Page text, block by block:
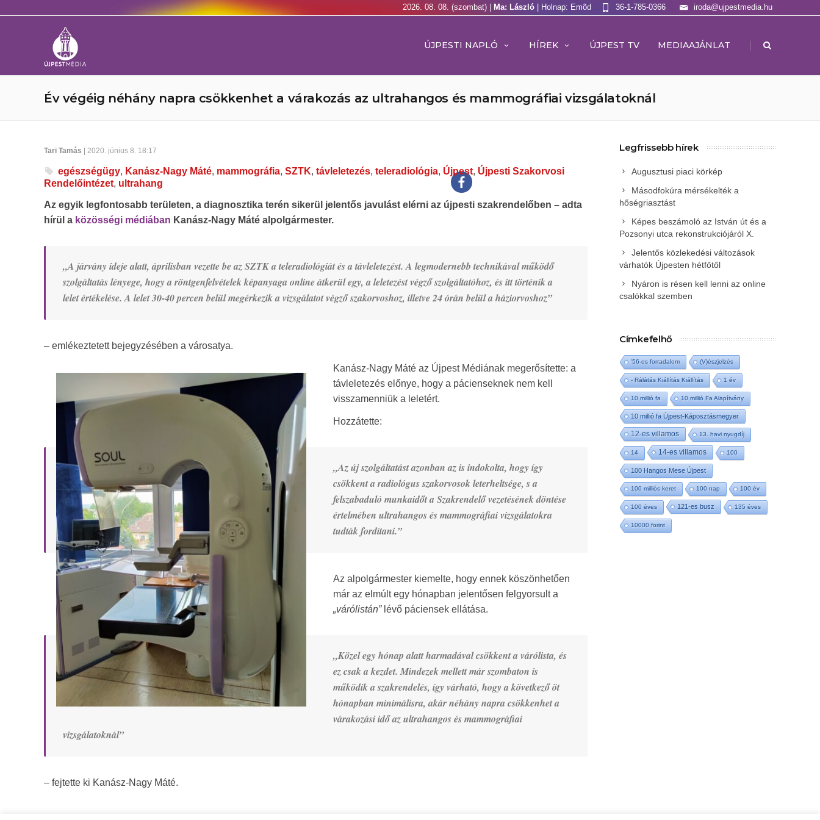
2026. 08. 08. (szombat) | Ma: László | Holnap: Emõd iroda@ujpestmedia.hu
36-1-785-0366
ÚJPESTI NAPLÓ HÍREK ÚJPEST TV MEDIAAJÁNLAT |
Év végéig néhány napra csökkenhet a várakozás az ultrahangos és mammográfiai vizsgálatoknál
Tari Tamás | 2020. június 8. 18:17
egészségügy, Kanász-Nagy Máté, mammográfia, SZTK, távleletezés, teleradiológia, Újpest, Újpesti Szakorvosi
Rendelőintézet, ultrahang
Az egyik legfontosabb területen, a diagnosztika terén sikerül jelentős javulást elérni az újpesti szakrendelőben – adta
hírül a közösségi médiában Kanász-Nagy Máté alpolgármester.
„A járvány ideje alatt, áprilisban vezette be az SZTK a teleradiológiát és a távleletezést. A legmodernebb technikával működő
szolgáltatás lényege, hogy a röntgenfelvételek képanyaga online átkerül egy, a leletezést végző szolgáltatóhoz, és itt történik a
lelet értékelése. A lelet 30-40 percen belül megérkezik a vizsgálatot végző szakorvoshoz, illetve 24 órán belül a háziorvoshoz”
– emlékeztetett bejegyzésében a városatya.
Kanász-Nagy Máté az Újpest Médiának megerősítette: a
távleletezés előnye, hogy a pácienseknek nem kell
visszamenniük a leletért.
Hozzátette:
„Az új szolgáltatást azonban az is indokolta, hogy így
csökkent a radiológus szakorvosok leterheltsége, s a
felszabaduló munkaidőt a Szakrendelő vezetésének döntése
értelmében ultrahangos és mammográfiai vizsgálatokra
tudták fordítani.”
Az alpolgármester kiemelte, hogy ennek köszönhetően
már az elmúlt egy hónapban jelentősen felgyorsult a
„várólistán”lévő páciensek ellátása.
„Közel egy hónap alatt harmadával csökkent a várólista, és
ez csak a kezdet. Mindezek mellett már szombaton is
működik a szakrendelés, így várható, hogy a következő öt
hónapban minimálisra, akár néhány napra csökkenhet a
várakozási idő az ultrahangos és mammográfiai
vizsgálatoknál”
– fejtette ki Kanász-Nagy Máté.
Legfrissebb hírek
Augusztusi piaci körkép
Másodfokúra mérsékelték a
hőségriasztást
Képes beszámoló az István út és a
Pozsonyi utca rekonstrukciójáról X.
Jelentős közlekedési változások
várhatók Újpesten hétfőtől
Nyáron is résen kell lenni az online
csalókkal szemben
Címkefelhő
'56-os forradalom (V)észjelzés
- Rálátás Kiállítás Kiállítás 1 év
10 millió fa 10 millió Fa Alapítvány
10 millió fa Újpest-Káposztásmegyer
12-es villamos 13. havi nyugdíj
14 14-es villamos 100
100 Hangos Mese Újpest
100 milliós keret 100 nap 100 év
100 éves 121-es busz 135 éves
10000 forint